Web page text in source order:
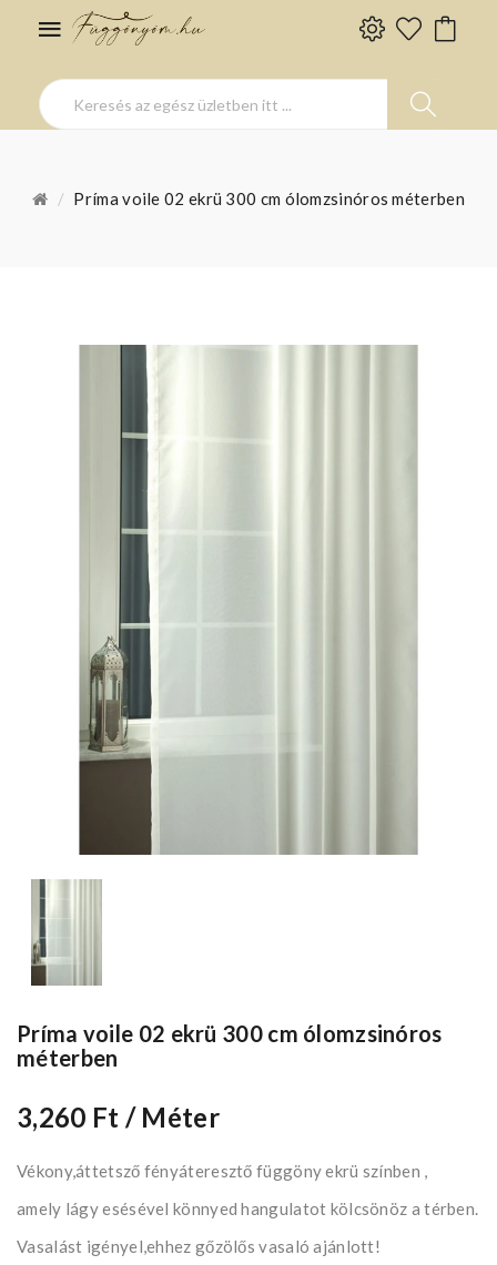
Príma voile 02 ekrü 300 cm ólomzsinóros méterben
Príma voile 02 ekrü 300 cm ólomzsinóros
méterben
3,260 Ft / Méter
Vékony,áttetsző fényáteresztő függöny ekrü színben ,
amely lágy esésével könnyed hangulatot kölcsönöz a térben.
Vasalást igényel,ehhez gőzölős vasaló ajánlott!